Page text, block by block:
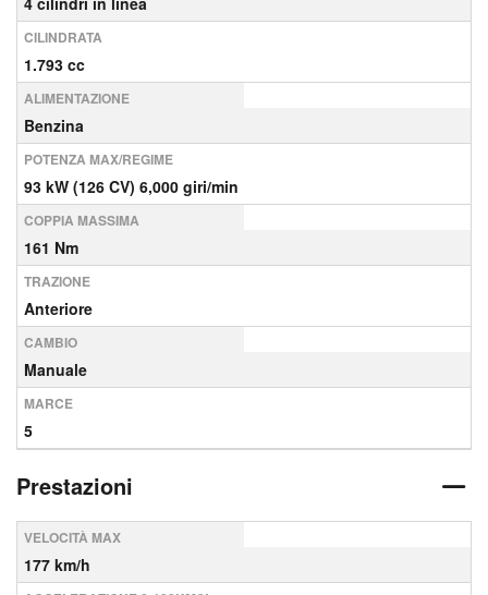
CILINDRATA
1.793 cc
ALIMENTAZIONE
Benzina
POTENZA MAX/REGIME
93 kW (126 CV) 6,000 giri/min
COPPIA MASSIMA
161 Nm
TRAZIONE
Anteriore
CAMBIO
Manuale
MARCE
5
Prestazioni
VELOCITÀ MAX
177 km/h